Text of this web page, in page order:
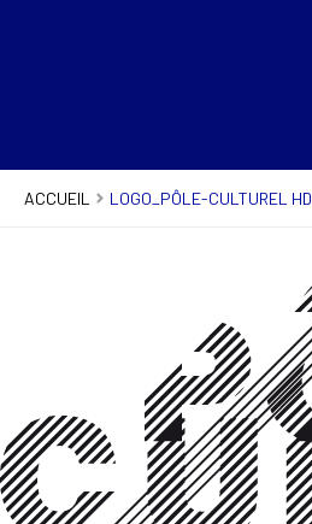
ACCUEIL LOGO_PÔLE-CULTUREL HD